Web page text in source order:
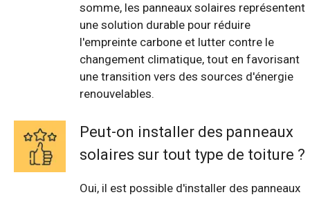
somme, les panneaux solaires représentent
une solution durable pour réduire
l'empreinte carbone et lutter contre le
changement climatique, tout en favorisant
une transition vers des sources d'énergie
renouvelables.
Peut-on installer des panneaux
solaires sur tout type de toiture ?
Oui, il est possible d'installer des panneaux